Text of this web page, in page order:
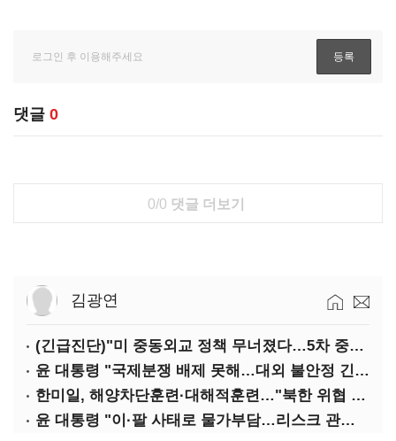
댓글 0
0/0 댓글 더보기
김광연
(긴급진단)"미 중동외교 정책 무너졌다…5차 중동전 가능성은 낮아"
윤 대통령 "국제분쟁 배제 못해…대외 불안정 긴밀대응"
한미일, 해양차단훈련·대해적훈련…"북한 위협 억제"
윤 대통령 "이·팔 사태로 물가부담…리스크 관리 만전 기해야"